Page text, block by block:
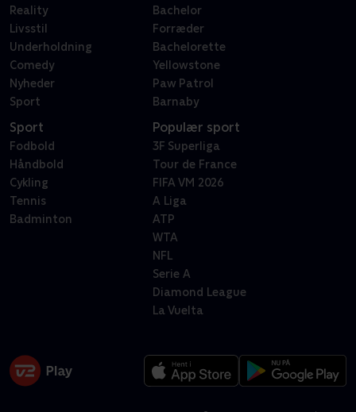
Reality
Livsstil
Underholdning
Comedy
Nyheder
Sport
Bachelor
Forræder
Bachelorette
Yellowstone
Paw Patrol
Barnaby
Sport
Fodbold
Håndbold
Cykling
Tennis
Badminton
Populær sport
3F Superliga
Tour de France
FIFA VM 2026
A Liga
ATP
WTA
NFL
Serie A
Diamond League
La Vuelta